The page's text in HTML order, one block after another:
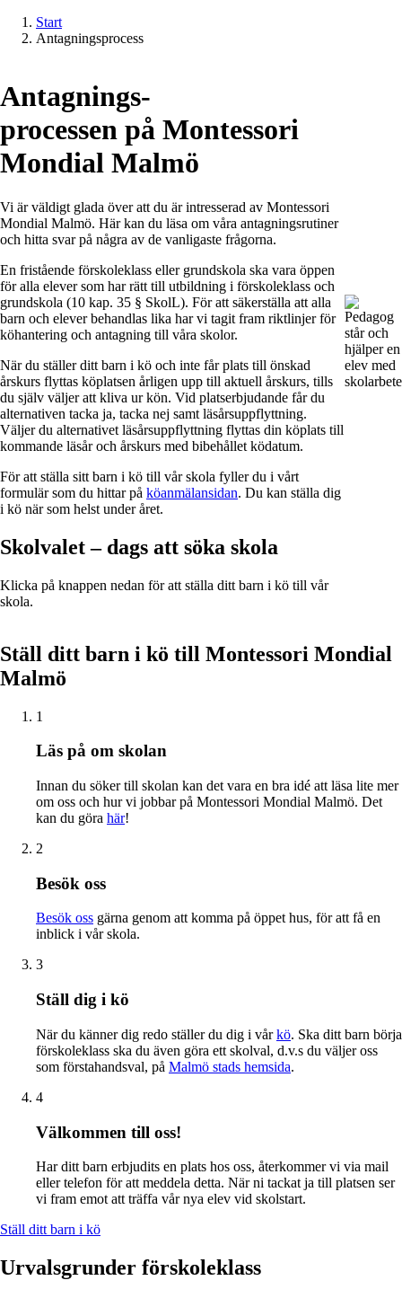
Start
Antagningsprocess
Antagnings-
processen på Montessori
Mondial Malmö
Vi är väldigt glada över att du är intresserad av Montessori
Mondial Malmö. Här kan du läsa om våra antagningsrutiner
och hitta svar på några av de vanligaste frågorna.
En fristående förskoleklass eller grundskola ska vara öppen
för alla elever som har rätt till utbildning i förskoleklass och
grundskola (10 kap. 35 § SkolL). För att säkerställa att alla
barn och elever behandlas lika har vi tagit fram riktlinjer för
köhantering och antagning till våra skolor.
När du ställer ditt barn i kö och inte får plats till önskad
årskurs flyttas köplatsen årligen upp till aktuell årskurs, tills
du själv väljer att kliva ur kön. Vid platserbjudande får du
alternativen tacka ja, tacka nej samt läsårsuppflyttning.
Väljer du alternativet läsårsuppflyttning flyttas din köplats till
kommande läsår och årskurs med bibehållet ködatum.
För att ställa sitt barn i kö till vår skola fyller du i vårt
formulär som du hittar på köanmälansidan. Du kan ställa dig
i kö när som helst under året.
Skolvalet – dags att söka skola
Klicka på knappen nedan för att ställa ditt barn i kö till vår
skola.
Ställ ditt barn i kö till Montessori Mondial
Malmö
1
Läs på om skolan
Innan du söker till skolan kan det vara en bra idé att läsa lite mer
om oss och hur vi jobbar på Montessori Mondial Malmö. Det
kan du göra här!
2
Besök oss
Besök oss gärna genom att komma på öppet hus, för att få en
inblick i vår skola.
3
Ställ dig i kö
När du känner dig redo ställer du dig i vårkö. Ska ditt barn börja
förskoleklass ska du även göra ett skolval, d.v.s du väljer oss
som förstahandsval, på Malmö stads hemsida.
4
Välkommen till oss!
Har ditt barn erbjudits en plats hos oss, återkommer vi via mail
eller telefon för att meddela detta. När ni tackat ja till platsen ser
vi fram emot att träffa vår nya elev vid skolstart.
Ställ ditt barn i kö
Urvalsgrunder förskoleklass